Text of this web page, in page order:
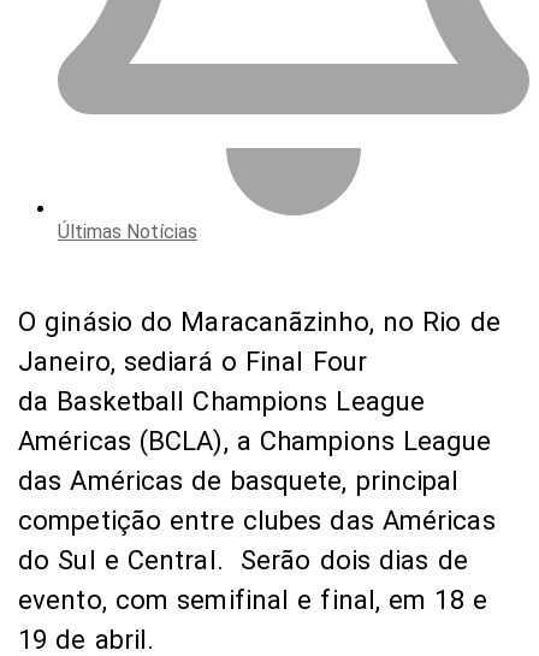
Últimas Notícias
O ginásio do Maracanãzinho, no Rio de
Janeiro, sediará o Final Four
da Basketball Champions League
Américas (BCLA), a Champions League
das Américas de basquete, principal
competição entre clubes das Américas
do Sul e Central. Serão dois dias de
evento, com semifinal e final, em 18 e
19 de abril.